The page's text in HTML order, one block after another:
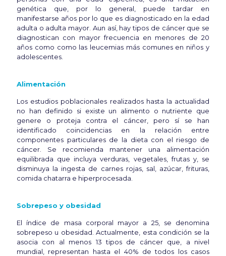
genética que, por lo general, puede tardar en
manifestarse años por lo que es diagnosticado en la edad
adulta o adulta mayor. Aun así, hay tipos de cáncer que se
diagnostican con mayor frecuencia en menores de 20
años como como las leucemias más comunes en niños y
adolescentes.
Alimentación
Los estudios poblacionales realizados hasta la actualidad
no han definido si existe un alimento o nutriente que
genere o proteja contra el cáncer, pero sí se han
identificado coincidencias en la relación entre
componentes particulares de la dieta con el riesgo de
cáncer. Se recomienda mantener una alimentación
equilibrada que incluya verduras, vegetales, frutas y, se
disminuya la ingesta de carnes rojas, sal, azúcar, frituras,
comida chatarra e hiperprocesada.
Sobrepeso y obesidad
El índice de masa corporal mayor a 25, se denomina
sobrepeso u obesidad. Actualmente, esta condición se la
asocia con al menos 13 tipos de cáncer que, a nivel
mundial, representan hasta el 40% de todos los casos